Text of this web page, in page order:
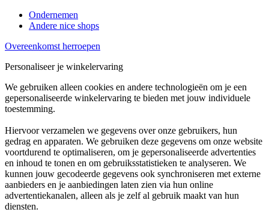
Ondernemen
Andere nice shops
Overeenkomst herroepen
Personaliseer je winkelervaring
We gebruiken alleen cookies en andere technologieën om je een
gepersonaliseerde winkelervaring te bieden met jouw individuele
toestemming.
Hiervoor verzamelen we gegevens over onze gebruikers, hun
gedrag en apparaten. We gebruiken deze gegevens om onze website
voortdurend te optimaliseren, om je gepersonaliseerde advertenties
en inhoud te tonen en om gebruiksstatistieken te analyseren. We
kunnen jouw gecodeerde gegevens ook synchroniseren met externe
aanbieders en je aanbiedingen laten zien via hun online
advertentiekanalen, alleen als je zelf al gebruik maakt van hun
diensten.